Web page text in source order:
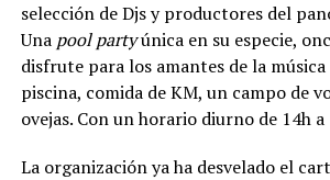
selección de Djs y productores del
Una pool partyúnica en su especie,
disfrute para los amantes de la
piscina, comida de KM, un campo de
ovejas. Con un horario diurno de 14h a
La organización ya ha desvelado el